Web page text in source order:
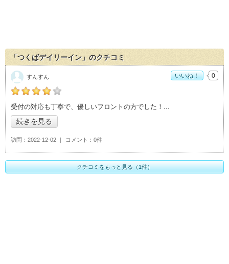
「つくばデイリーイン」のクチコミ
の「つくばデイリーイン」おすすめ度：4
受付の対応も丁寧で、優しいフロントの方でした！
続きを見る
訪問 2022-12-02 コメント 0件
すんすん いいね！ 0
クチコミをもっと見る（1件）